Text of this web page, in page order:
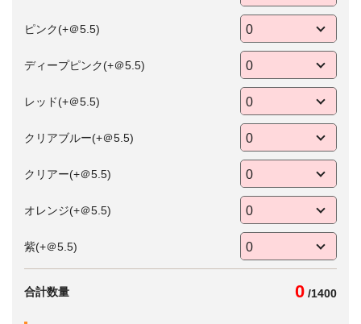
ピンク(+＠5.5)
ディープピンク(+＠5.5)
レッド(+＠5.5)
クリアブルー(+＠5.5)
クリアー(+＠5.5)
オレンジ(+＠5.5)
紫(+＠5.5)
合計数量 0 /1400